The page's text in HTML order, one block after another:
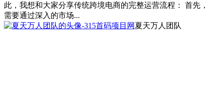
此，我想和大家分享传统跨境电商的完整运营流程： 首先，
需要通过深入的市场...
夏天万人团队